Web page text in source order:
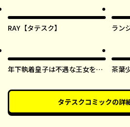
RAY【タテスク】
ラン
年下執着皇子は不遇な王女を愛
茶葉
した
タテスクコミックの詳